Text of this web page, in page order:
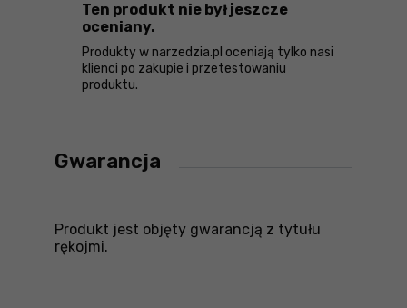
Ten produkt nie był jeszcze
oceniany.
Produkty w narzedzia.pl oceniają tylko nasi
klienci po zakupie i przetestowaniu
produktu.
Gwarancja
Produkt jest objęty gwarancją z tytułu
rękojmi.